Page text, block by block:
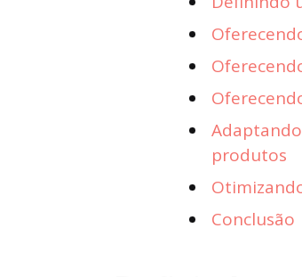
produtos
Conclusão